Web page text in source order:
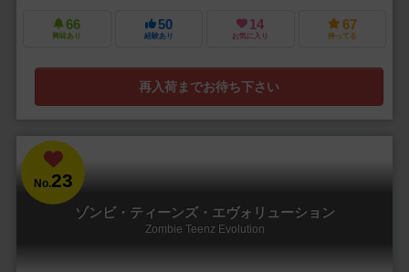
66
興味あり
50
経験あり
14
お気に入り
67
持ってる
再入荷までお待ち下さい
No.23
ゾンビ・ティーンズ・エヴォリューション
Zombie Teenz Evolution